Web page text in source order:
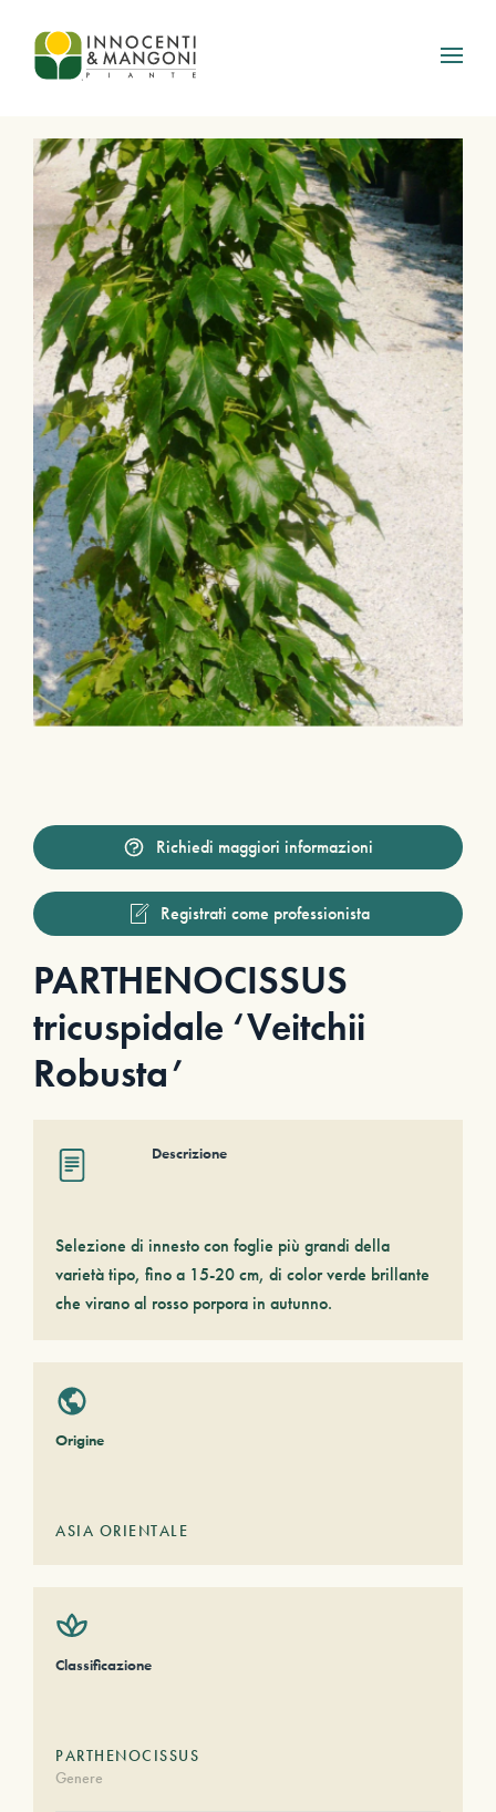
Skip to main content
Richiedi maggiori informazioni
Registrati come professionista
PARTHENOCISSUS
tricuspidale ‘Veitchii
Robusta’
Descrizione
Selezione di innesto con foglie più grandi della
varietà tipo, fino a 15-20 cm, di color verde brillante
che virano al rosso porpora in autunno.
Origine
ASIA ORIENTALE
Classificazione
PARTHENOCISSUS
Genere